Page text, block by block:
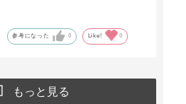
参考になった 0 Like! 0
もっと見る